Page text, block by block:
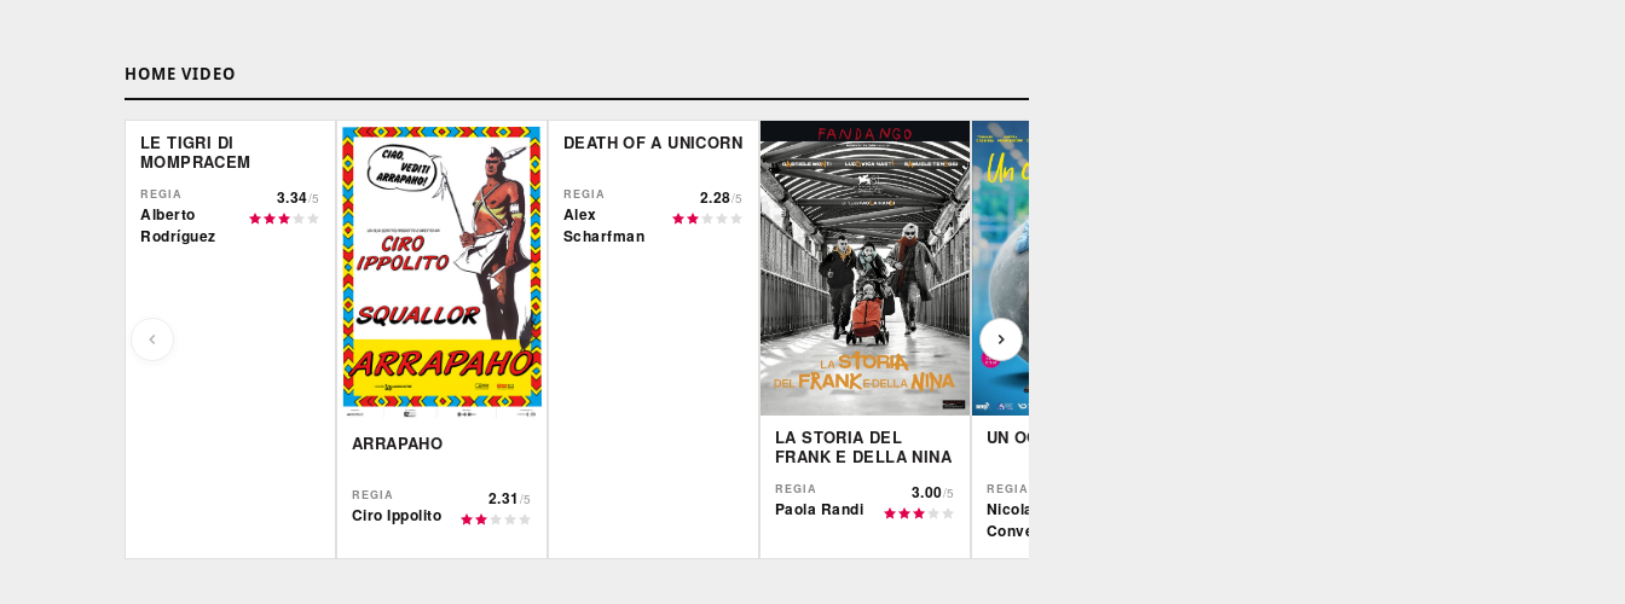
HOME VIDEO
LE TIGRI DI
MOMPRACEM
REGIA
Alberto
Rodríguez
3.34/5
ARRAPAHO
REGIA
Ciro Ippolito
2.31 /5
DEATH OF A UNICORN
REGIA
Alex
Scharfman
2.28/5
LA STORIA DEL
FRANK E DELLA NINA
REGIA
Paola Randi
3.00/5
UN OGGI ALLA VOLTA
REGIA
Nicola
Conversa